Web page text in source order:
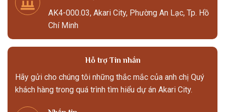
AK4-000.03, Akari City, Phường An Lạc, Tp. Hồ
Chí Minh
Hỗ trợ Tin nhắn
Hãy gửi cho chúng tôi những thắc mắc của anh chị Quý
khách hàng trong quá trình tìm hiểu dự án Akari City.